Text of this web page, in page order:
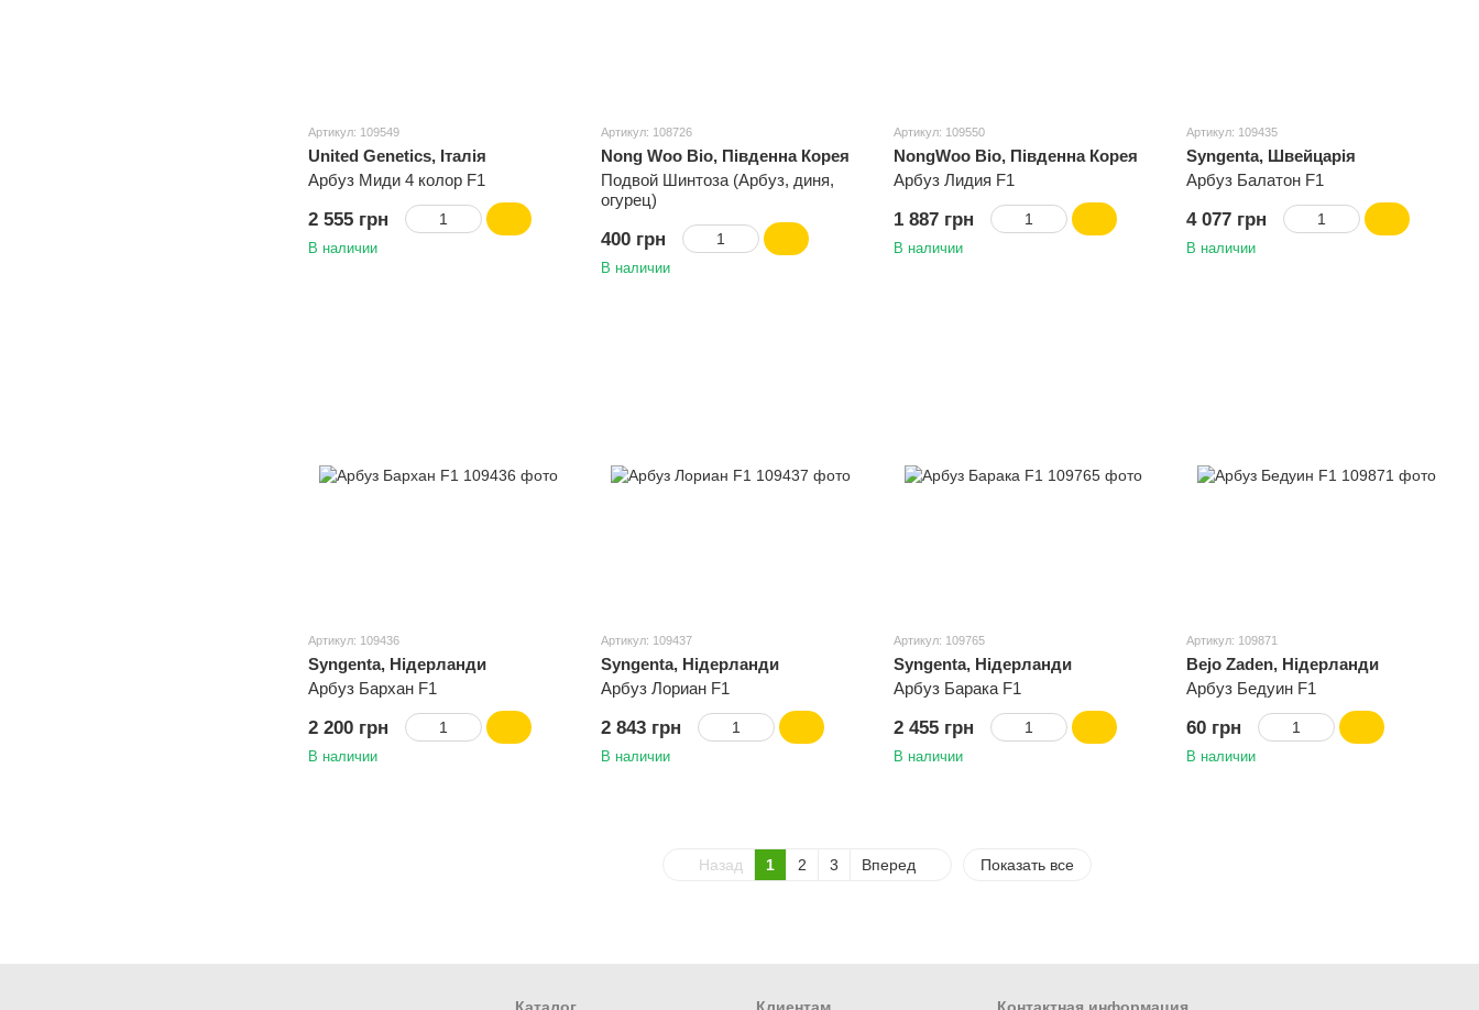
Артикул: 109549
United Genetics, Італія
Арбуз Миди 4 колор F1
2 555 грн
В наличии
Артикул: 108726
Nong Woo Bio, Південна Корея
Подвой Шинтоза (Арбуз, диня,
огурец)
400 грн
В наличии
Артикул: 109550
NongWoo Bio, Південна Корея
Арбуз Лидия F1
1 887 грн
В наличии
Артикул: 109435
Syngenta, Швейцарія
Арбуз Балатон F1
4 077 грн
В наличии
Артикул: 109436
Syngenta, Нідерланди
Арбуз Бархан F1
2 200 грн
В наличии
Артикул: 109437
Syngenta, Нідерланди
Арбуз Лориан F1
2 843 грн
В наличии
Артикул: 109765
Syngenta, Нідерланди
Арбуз Барака F1
2 455 грн
В наличии
Артикул: 109871
Bejo Zaden, Нідерланди
Арбуз Бедуин F1
60 грн
В наличии
Назад 1 2 3 Вперед Показать все